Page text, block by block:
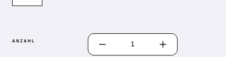
ANZAHL
PRODUKT ANZAHL: GIB DEN